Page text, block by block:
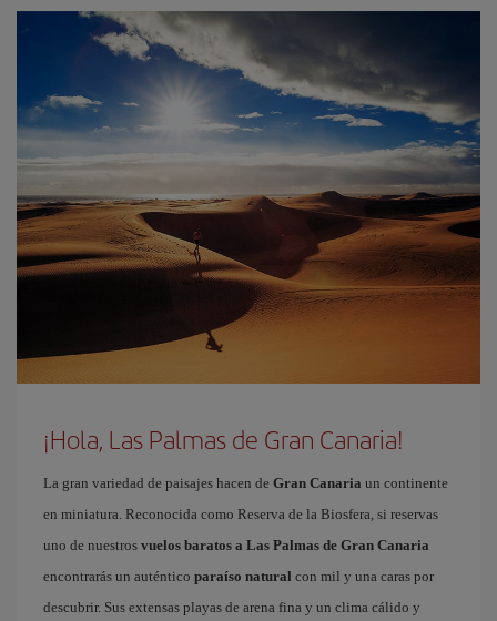
¡Hola, Las Palmas de Gran Canaria!
La gran variedad de paisajes hacen de Gran Canaria un continente
en miniatura. Reconocida como Reserva de la Biosfera, si reservas
uno de nuestros vuelos baratos a Las Palmas de Gran Canaria
encontrarás un auténtico paraíso natural con mil y una caras por
descubrir. Sus extensas playas de arena fina y un clima cálido y